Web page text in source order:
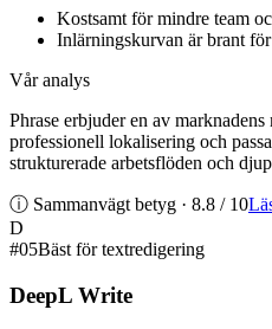
Kostsamt för mindre team
Inlärningskurvan är brant
Vår analys
Phrase erbjuder en av
professionell lokalisering och
strukturerade arbetsflöden och
ⓘ Sammanvägt betyg · 8.8 / 10
D
#05Bäst för textredigering
DeepL Write